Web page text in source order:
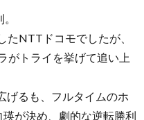
たNTTドコモでしたが、
がトライを挙げて追い上
げるも、フルタイムのホ
が決め、劇的な逆転勝利